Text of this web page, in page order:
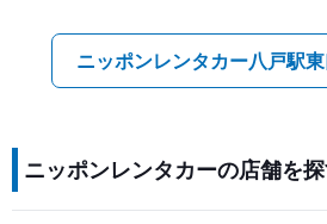
ニッポンレンタカー八戸駅
ニッポンレンタカーの店舗を